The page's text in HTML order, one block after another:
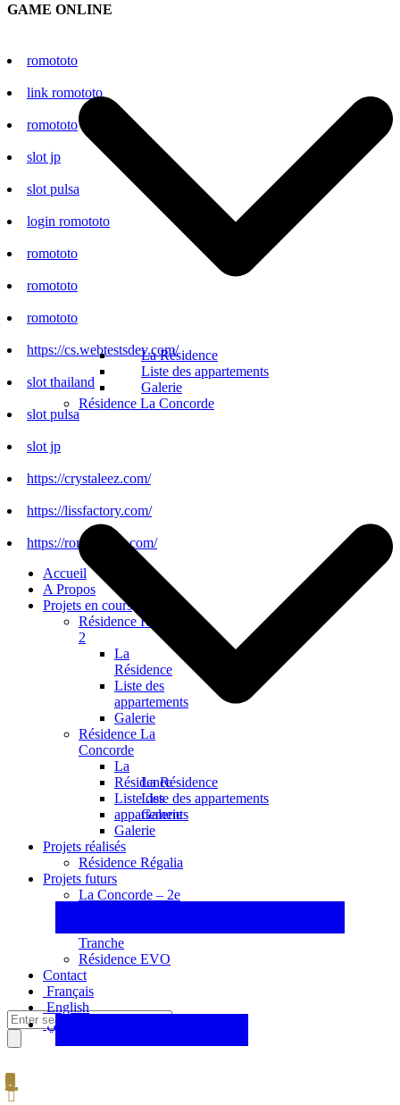
La Résidence
Liste des appartements
Galerie
Résidence La Concorde
La Résidence
Liste des appartements
Galerie
GAME ONLINE
romototo
link romototo
romototo
slot jp
slot pulsa
login romototo
romototo
romototo
romototo
https://cs.webtestsdev.com/
slot thailand
slot pulsa
slot jp
https://crystaleez.com/
https://lissfactory.com/
https://romototo.it.com/
Accueil
A Propos
Projets en cours
Résidence Régalia
2
La
Résidence
Liste des
appartements
Galerie
Résidence La
Concorde
La
Résidence
Liste des
appartements
Galerie
Projets réalisés
Résidence Régalia
Projets futurs
La Concorde – 2e
Tranche
Résidence EVO
Contact
Français
English
عربي